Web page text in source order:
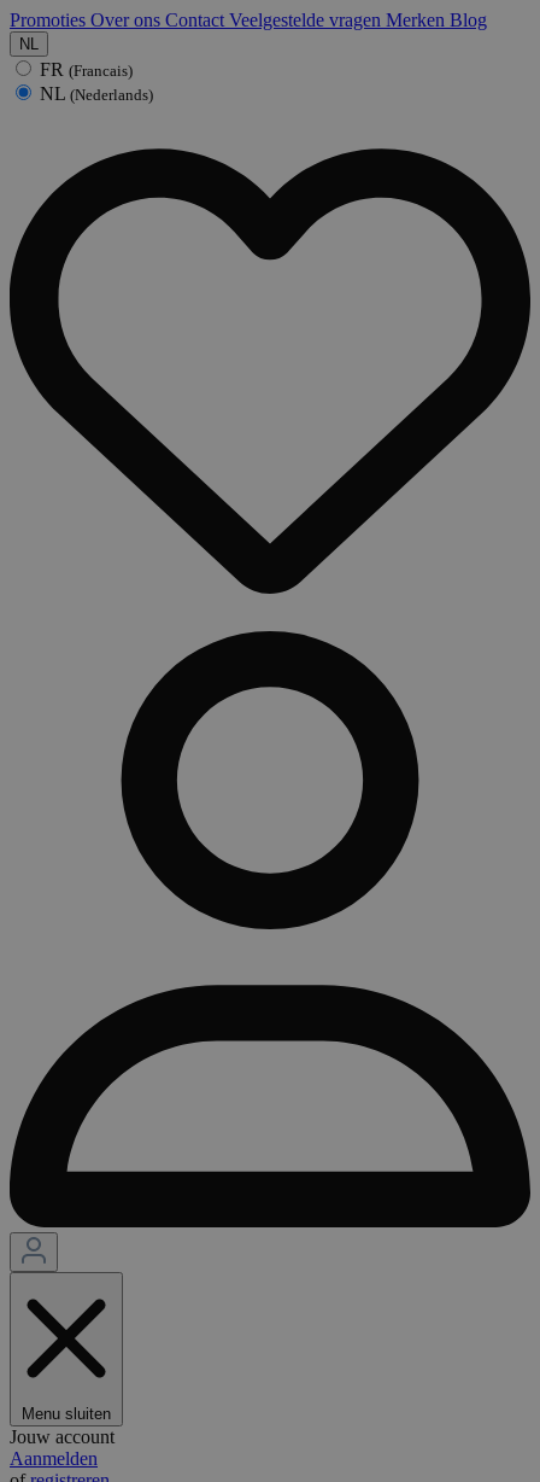
Promoties Over ons Contact Veelgestelde vragen Merken Blog
NL
FR (Francais)
NL (Nederlands)
Menu sluiten
Jouw account
Aanmelden